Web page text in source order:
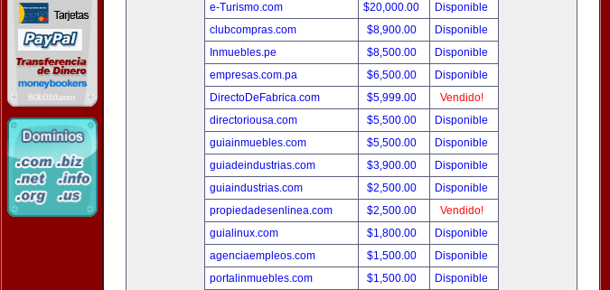
e-Turismo.com
$20,000.00
Disponible
clubcompras.com
$8,900.00
Disponible
Inmuebles.pe
$8,500.00
Disponible
empresas.com.pa
$6,500.00
Disponible
DirectoDeFabrica.com
$5,999.00
Vendido!
directoriousa.com
$5,500.00
Disponible
guiainmuebles.com
$5,500.00
Disponible
guiadeindustrias.com
$3,900.00
Disponible
guiaindustrias.com
$2,500.00
Disponible
propiedadesenlinea.com
$2,500.00
Vendido!
guialinux.com
$1,800.00
Disponible
agenciaempleos.com
$1,500.00
Disponible
portalinmuebles.com
$1,500.00
Disponible